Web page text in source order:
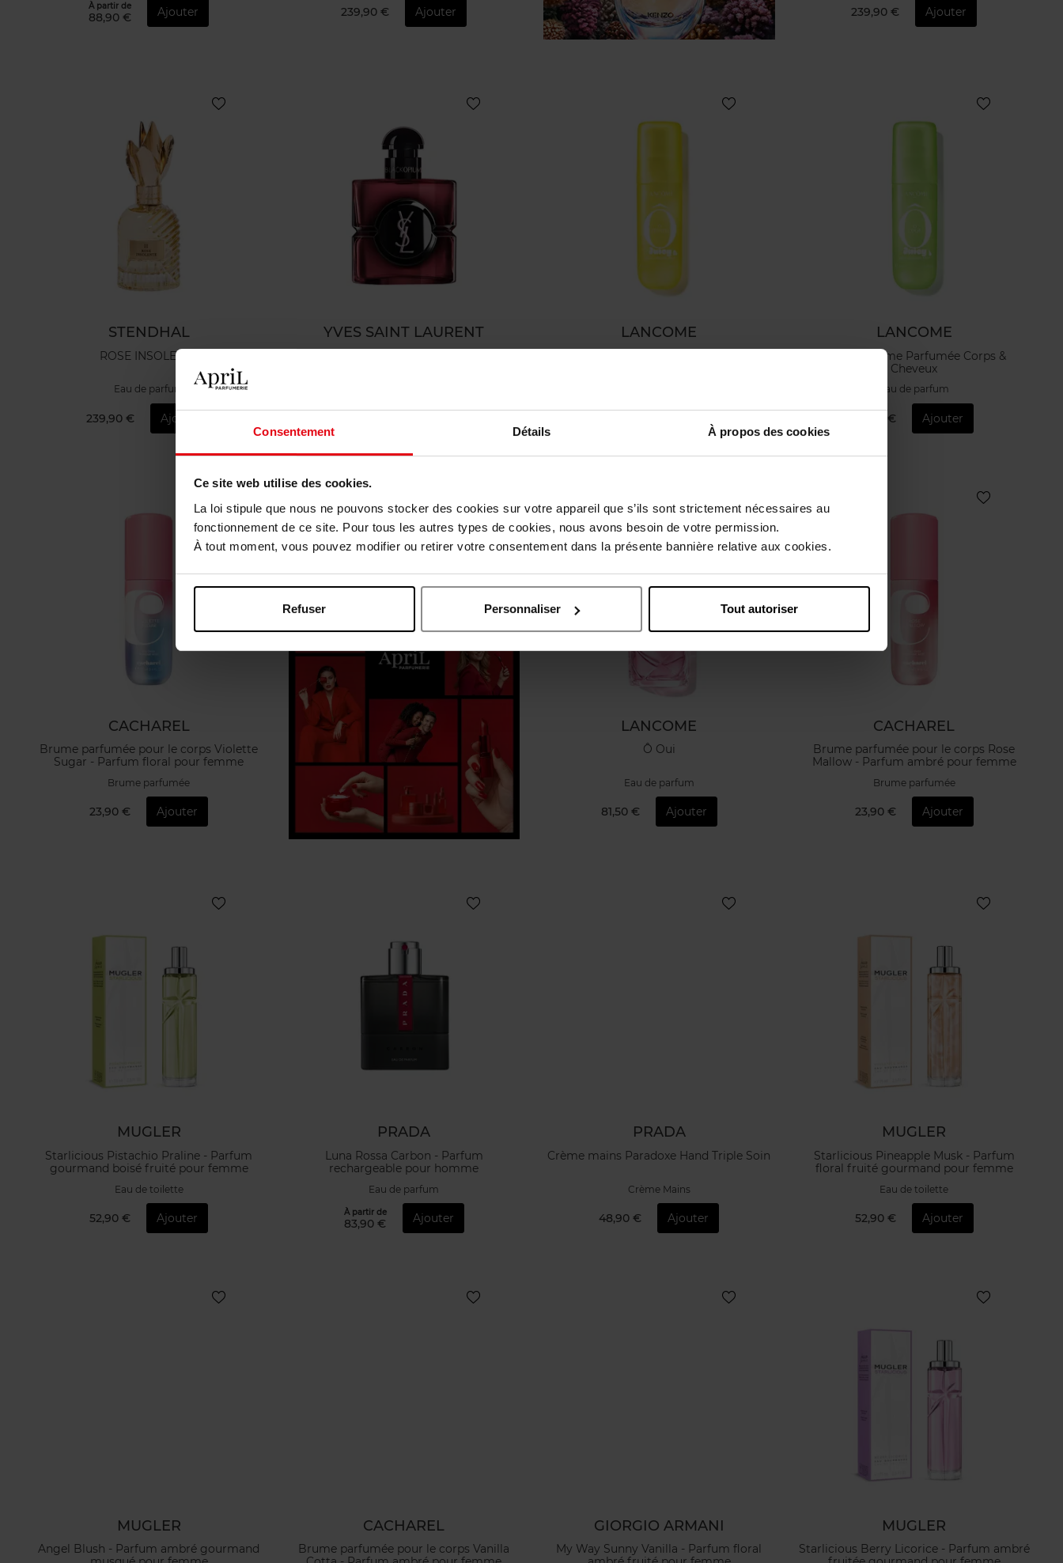
Consentement Détails À propos des cookies
Ce site web utilise des cookies.
La loi stipule que nous ne pouvons stocker des cookies sur votre appareil que s’ils sont strictement nécessaires au
fonctionnement de ce site. Pour tous les autres types de cookies, nous avons besoin de votre permission.
À tout moment, vous pouvez modifier ou retirer votre consentement dans la présente bannière relative aux cookies.
Refuser Personnaliser Tout autoriser
À partir de
88,90 € Ajouter 239,90 € Ajouter 239,90 € Ajouter
STENDHAL
ROSE INSOLENTE
Eau de parfum
239,90 € Ajouter
YVES SAINT LAURENT
À partir de
LANCOME LANCOME
Ô Cool Brume Parfumée Corps &
Cheveux
Eau de parfum
23,90 € Ajouter
CACHAREL
Brume parfumée pour le corps Violette
Sugar - Parfum floral pour femme
Brume parfumée
23,90 € Ajouter
LANCOME
Ô Oui
Eau de parfum
81,50 € Ajouter
CACHAREL
Brume parfumée pour le corps Rose
Mallow - Parfum ambré pour femme
Brume parfumée
23,90 € Ajouter
MUGLER
Starlicious Pistachio Praline - Parfum
gourmand boisé fruité pour femme
Eau de toilette
52,90 € Ajouter
PRADA
Luna Rossa Carbon - Parfum
rechargeable pour homme
Eau de parfum
À partir de
83,90 € Ajouter
PRADA
Crème mains Paradoxe Hand Triple Soin
Crème Mains
48,90 € Ajouter
MUGLER
Starlicious Pineapple Musk - Parfum
floral fruité gourmand pour femme
Eau de toilette
52,90 € Ajouter
MUGLER
Angel Blush - Parfum ambré gourmand
CACHAREL
Brume parfumée pour le corps Vanilla
GIORGIO ARMANI
My Way Sunny Vanilla - Parfum floral
MUGLER
Starlicious Berry Licorice - Parfum ambré